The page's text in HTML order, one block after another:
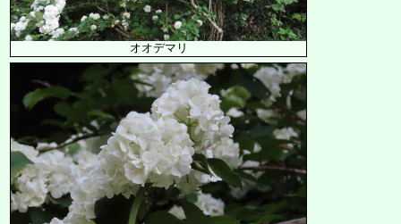
オオデマリ